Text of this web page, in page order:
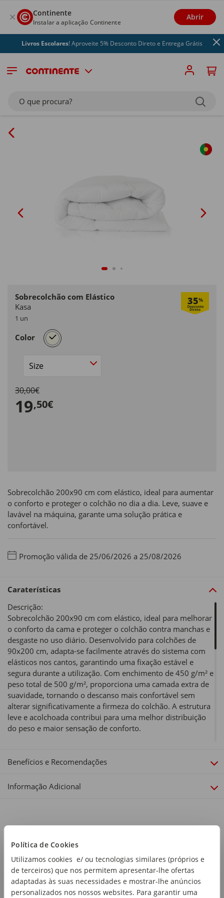
Política de Cookies
Utilizamos cookies e/ ou tecnologias similares (próprios e
de terceiros) que nos permitem apresentar-lhe ofertas
adaptadas às suas necessidades e mostrar-lhe anúncios
personalizados nos nossos websites. Para garantir uma
Continente
Instalar a aplicação Continente
Abrir
Livros Escolares! Aproveite 5% Desconto Direto e Entrega Grátis
O que procura?
Sobrecolchão com Elástico 35%
Kasa
1 un
Color selected
Size
30,00€
19,50€
Sobrecolchão 200x90 cm com elástico, ideal para aumentar
o conforto e proteger o colchão no dia a dia. Leve, suave e
lavável na máquina, garante uma solução prática e
confortável.
Promoção válida de 25/06/2026 a 25/08/2026
Caraterísticas
Descrição:
Sobrecolchão 200x90 cm com elástico, ideal para melhorar
o conforto da cama e proteger o colchão contra manchas e
desgaste no uso diário. Desenvolvido para colchões de
90x200 cm, adapta-se facilmente através do sistema com
elásticos nos cantos, garantindo uma fixação estável e
segura durante a utilização. Com enchimento de 450 g/m² e
peso total de 500 g/m², proporciona uma camada extra de
suavidade, tornando o descanso mais confortável sem
alterar significativamente a firmeza do colchão. A estrutura
leve e acolchoada contribui para uma melhor distribuição
do peso e maior sensação de conforto.
Sobrecolchões
Cor:
Branco
Cama Solteiro
Material:
100% Poliéster
Gramagem:
500 g/m2
Benefícios e Recomendações
Informação Adicional